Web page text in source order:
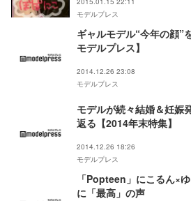
モデルプレス
ギャルモデル“今年の顔”
モデルプレス】
2014.12.26 23:08
モデルプレス
モデルが続々結婚＆妊
返る【2014年末特集】
2014.12.26 18:26
モデルプレス
「Popteen」にこるん×
に「最高」の声